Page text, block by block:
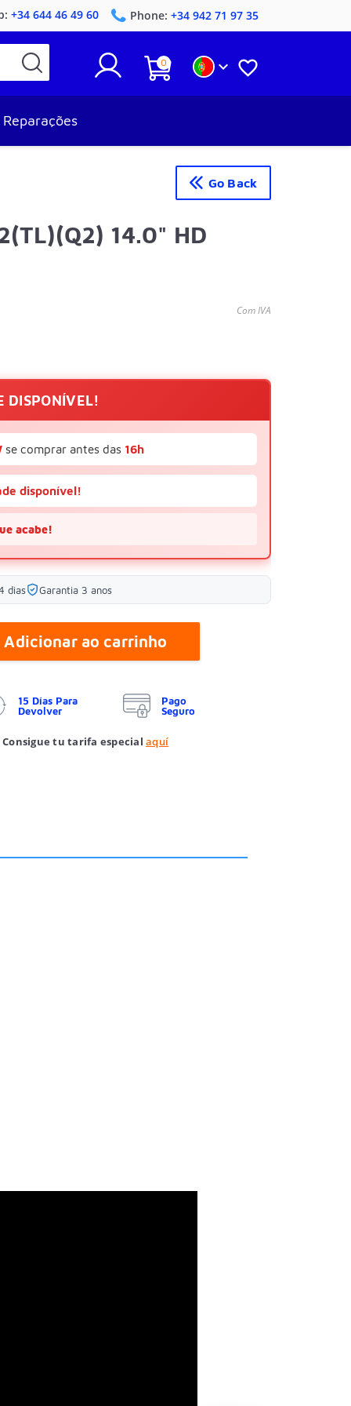
+34 644 46 49 60 Phone: +34 942 71 97 35
0  
Reparações
Go Back
14.0" HD
Com IVA
DISPONÍVEL!
se comprar antes das 16h
disponível!
acabe!
dias Garantia 3 anos
Adicionar ao carrinho
15 Días Para
Devolver
Pago
Seguro
tu tarifa especial aquí